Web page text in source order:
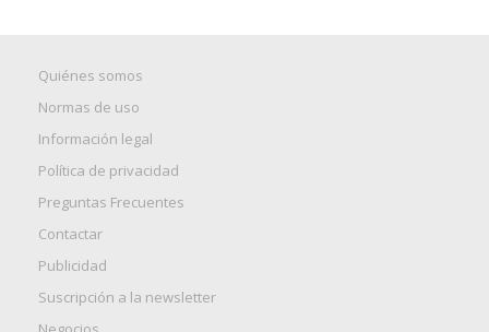
Quiénes somos
Normas de uso
Información legal
Política de privacidad
Preguntas Frecuentes
Contactar
Publicidad
Suscripción a la newsletter